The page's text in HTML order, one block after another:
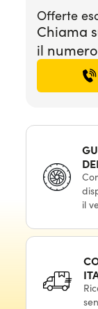
Offerte
Chiama
il numero
il